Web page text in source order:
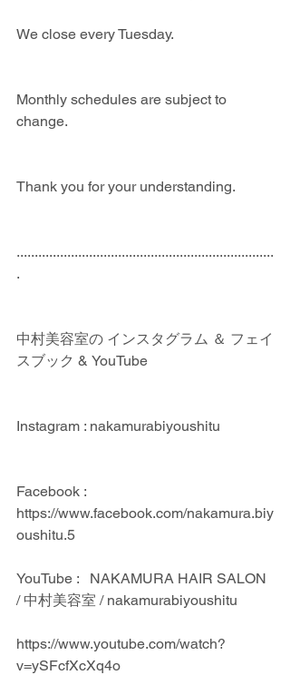
We close every Tuesday.
Monthly schedules are subject to
change.
Thank you for your understanding.
.......................................................................
.
中村美容室の インスタグラム ＆ フェイ
スブック & YouTube
Instagram : nakamurabiyoushitu
Facebook :
https://www.facebook.com/nakamura.biy
oushitu.5
YouTube :   NAKAMURA HAIR SALON
/ 中村美容室 / nakamurabiyoushitu
https://www.youtube.com/watch?
v=ySFcfXcXq4o